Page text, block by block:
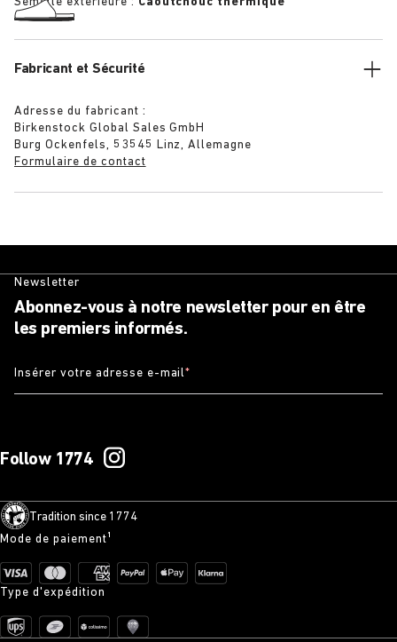
Fabricant et Sécurité
Adresse du fabricant :
Birkenstock Global Sales GmbH
Burg Ockenfels, 53545 Linz, Allemagne
Formulaire de contact
Newsletter
Abonnez-vous à notre newsletter pour en être
les premiers informés.
Insérer votre adresse e-mail*
Follow 1774
Tradition since 1774
Mode de paiement¹
Type d'expédition